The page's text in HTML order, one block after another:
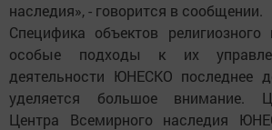
наследия», - говорится в сообщении.
Специфика объектов религиозного
особые подходы к их
деятельности ЮНЕСКО последнее
уделяется большое внимание.
Центра Всемирного наследия